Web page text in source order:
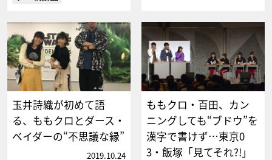
玉井詩織が初めて語
る、ももクロとダース・
ベイダーの“不思議な縁”
2019.10.24
ももクロ・百田、カン
ニングしても“ブドウ”を
漢字で書けず…東京0
3・飯塚「見てそれ?!」